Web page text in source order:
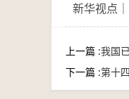
新华视点
上一篇 :我国
下一篇 :第十